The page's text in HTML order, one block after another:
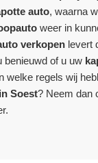
auto, waarna
weer in
verkopen levert
benieuwd of u uw
welke regels wij
Soest? Neem dan